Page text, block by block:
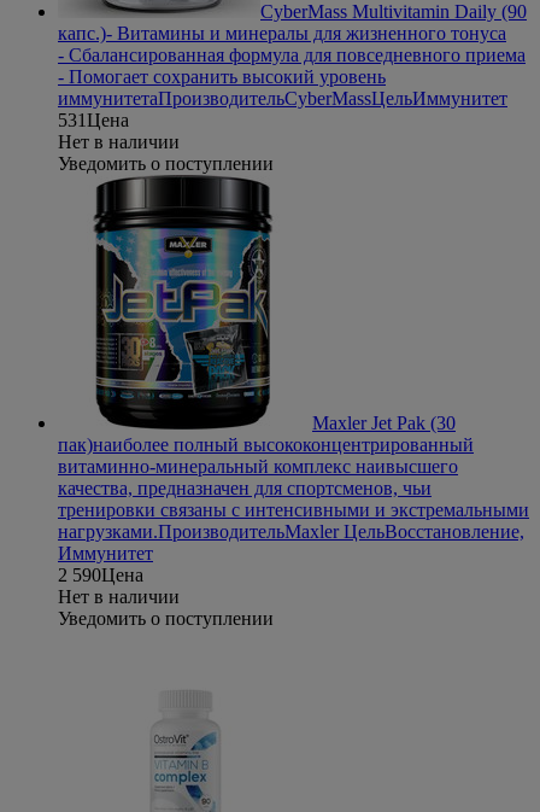
CyberMass Multivitamin Daily (90
капс.)- Витамины и минералы для жизненного тонуса
- Сбалансированная формула для повседневного приема
- Помогает сохранить высокий уровень
иммунитетаПроизводительCyberMassЦельИммунитет
531Цена
Нет в наличии
Уведомить о поступлении
Maxler Jet Pak (30
пак)наиболее полный высококонцентрированный
витаминно-минеральный комплекс наивысшего
качества, предназначен для спортсменов, чьи
тренировки связаны с интенсивными и экстремальными
нагрузками.ПроизводительMaxler ЦельВосстановление,
Иммунитет
2 590Цена
Нет в наличии
Уведомить о поступлении